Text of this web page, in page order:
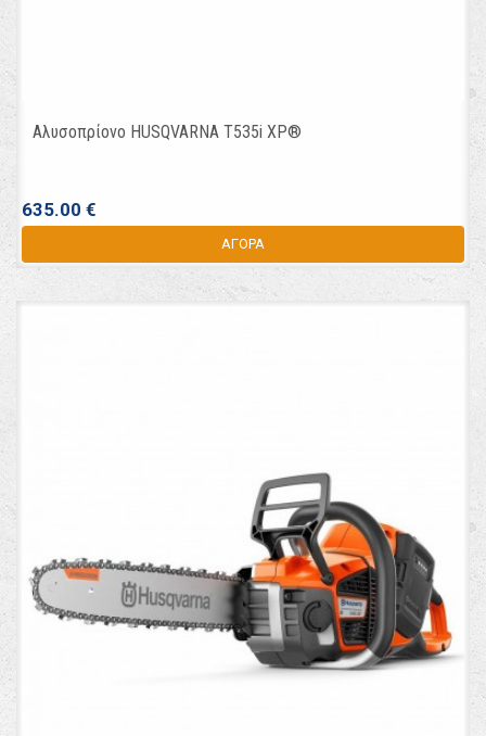
Αλυσοπρίονo HUSQVARNA T535i XP®
635.00 €
ΑΓΟΡΑ